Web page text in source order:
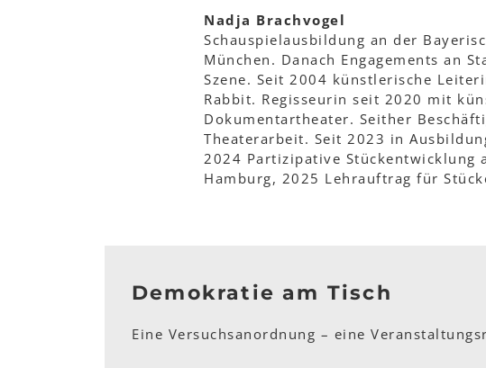
Nadja Brachvogel
Schauspielausbildung an der
München. Danach Engagements an
Szene. Seit 2004 künstlerische
Rabbit. Regisseurin seit 2020 mit
Dokumentartheater. Seither
Theaterarbeit. Seit 2023 in
2024 Partizipative Stückentwicklung
Hamburg, 2025 Lehrauftrag für
Demokratie am Tisch
Eine Versuchsanordnung – eine